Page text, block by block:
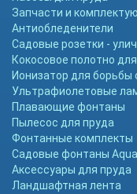
Запчасти и
Антиобледенители
Садовые розетки -
Кокосовое полотно
Ионизатор для борьбы
Ультрафиолетовые
Плавающие фонтаны
Пылесос для пруда
Фонтанные комплекты
Садовые фонтаны
Аксессуары для пруда
Ландшафтная лента